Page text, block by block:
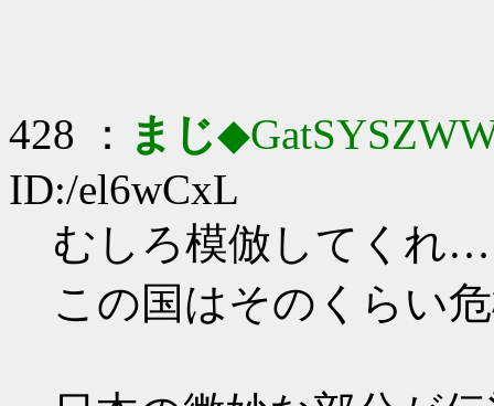
428 ： まじ
ID:/el6wCxL
むしろ模倣してくれ…
この国はそのくらい